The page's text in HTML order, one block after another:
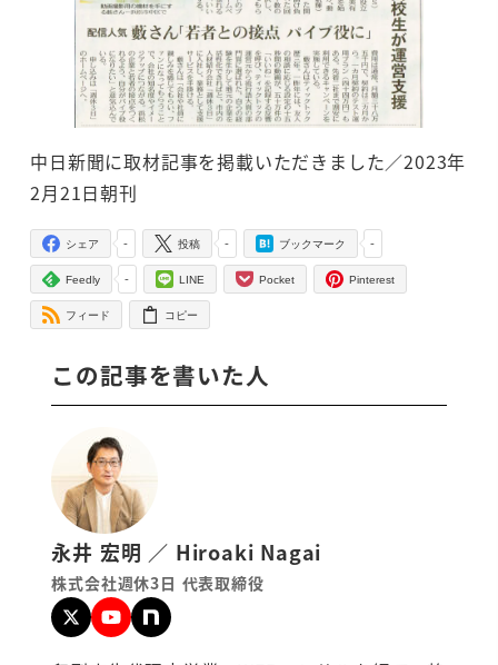
中日新聞に取材記事を掲載いただきました／2023年
2月21日朝刊
-
シェア -
投稿 -
ブックマーク
-
Feedly LINE Pocket Pinterest
フィード コピー
この記事を書いた人
永井 宏明 ／ Hiroaki Nagai
株式会社週休3日 代表取締役